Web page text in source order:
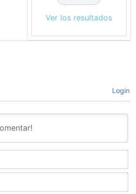
Ver los resultados
Login